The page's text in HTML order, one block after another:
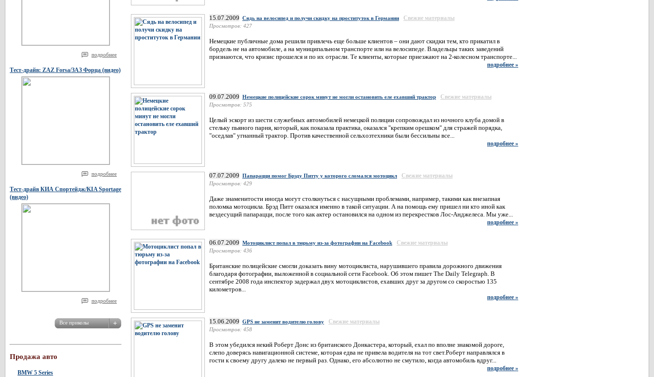
подробнее
Тест-драйв: ZAZ Forsa/ЗАЗ Форца (видео)
подробнее
Тест-драйв КИА Спортейдж/KIA Sportage
(видео)
подробнее
Продажа авто
BMW 5 Series
15.07.2009 Сядь на велосипед и получи скидку на проституток в Германии Свежие материалы
Просмотров: 427
Немецкие публичные дома решили привлечь еще больше клиентов – они дают скидки тем, кто прикатил в
бордель не на автомобиле, а на муниципальном транспорте или на велосипеде. Владельцы таких заведений
признаются, что кризис прошелся и по их отрасли. Те клиенты, которые приезжают на 2-колесном транспорте...
подробнее »
09.07.2009 Немецкие полицейские сорок минут не могли остановить еле ехавший трактор Свежие материалы
Просмотров: 575
Целый эскорт из шести служебных автомобилей немецкой полиции сопровождал из ночного клуба домой в
стельку пьяного парня, который, как показала практика, оказался "крепким орешком" для стражей порядка,
"оседлав" угнанный трактор. Против качественной сельхозтехники были бессильны все...
подробнее »
07.07.2009 Папарацци помог Брэду Питту у которого сломался мотоцикл Свежие материалы
Просмотров: 429
Даже знаменитости иногда могут столкнуться с насущными проблемами, например, такими как внезапная
поломка мотоцикла. Брэд Питт оказался именно в такой ситуации. А на помощь ему пришел ни кто иной как
вездесущий папарацци, после того как актер остановился на одном из перекрестков Лос-Анджелеса. Мы уже...
подробнее »
06.07.2009 Мотоциклист попал в тюрьму из-за фотографии на Facebook Свежие материалы
Просмотров: 436
Британские полицейские смогли доказать вину мотоциклиста, нарушившего правила дорожного движения
благодаря фотографии, выложенной в социальной сети Facebook. Об этом пишет The Daily Telegraph. В
сентябре 2008 года инспектор задержал двух мотоциклистов, ехавших друг за другом со скоростью 135
километров...
подробнее »
15.06.2009 GPS не заменит водителю голову Свежие материалы
Просмотров: 458
В этом убедился некий Роберт Донс из британского Донкастера, который, ехал по вполне знакомой дороге,
слепо доверясь навигационной системе, которая едва не привела водителя на тот свет.Роберт направлялся в
гости к своему другу далеко не первый раз. Однако, его абсолютно не смутило, когда автомобиль вдруг...
подробнее »